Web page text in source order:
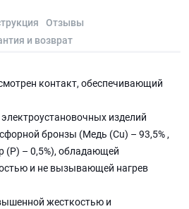
Отзывы
и возврат
контакт, обеспечивающий
изделий
бронзы (Медь (Cu) – 93,5% ,
(P) – 0,5%), обладающей
и не вызывающей нагрев
жесткостью и